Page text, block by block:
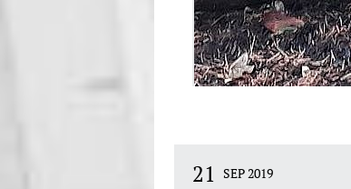
21 SEP 2019